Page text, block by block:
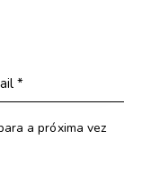
a próxima vez